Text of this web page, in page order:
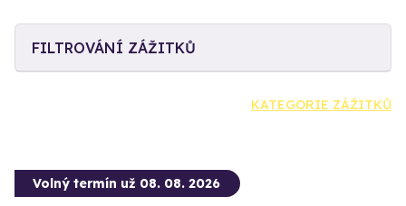
FILTROVÁNÍ ZÁŽITKŮ
KATEGORIE ZÁŽITKŮ
Volný termín už 08. 08. 2026